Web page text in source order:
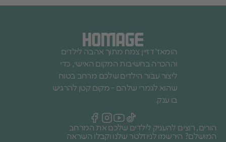
הומאז׳ דזיין צמח מתוך אהבה לילדים
וההכרה בחשיבות המקום האישי, כדי
ליצור עבור הילדים שלכם מרחב בטוח
שהוא לגמרי שלהם - מקום קטן להרגיש
בו ענק.
הורים, רוצים להעניק לילדים שלכם את המרחב
המושלם? הירשמו לניוזלטר שלנו וקבלו השראה